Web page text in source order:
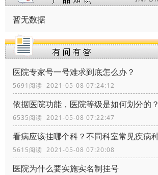
暂无数据
医院专家号一号难求到底怎么办？
5691阅读 2021-05-08 07:24:12
依据医院功能，医院等级是如何划分的？
6535阅读 2021-05-08 07:22:47
5615阅读 2021-05-08 07:20:08
医院为什么要实施实名制挂号